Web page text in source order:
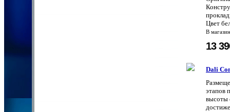
Цвет
В
13
Dali
этапов
высоты